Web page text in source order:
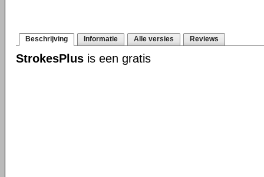
Beschrijving Informatie Alle versies Reviews
StrokesPlus is een gratis